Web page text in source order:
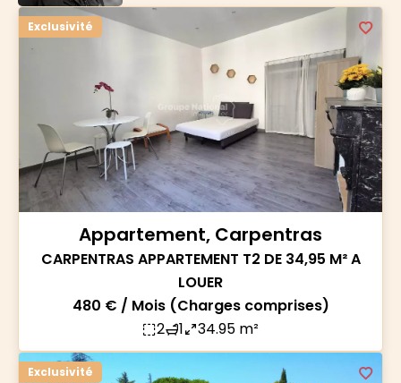
Exclusivité
Appartement, Carpentras
CARPENTRAS APPARTEMENT T2 DE 34,95 M² A
LOUER
480 € / Mois (Charges comprises)
2
1 34.95 m²
Exclusivité